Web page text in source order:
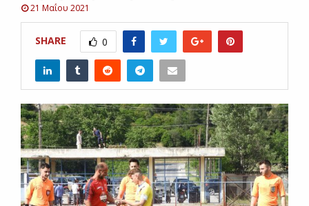
21 Μαΐου 2021
SHARE 0